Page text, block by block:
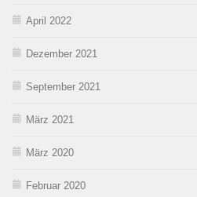
April 2022
Dezember 2021
September 2021
März 2021
März 2020
Februar 2020